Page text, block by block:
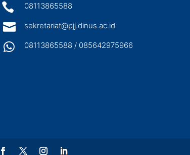
 08113865588
 sekretariat@pjj.dinus.ac.id
 08113865588 / 085642975966